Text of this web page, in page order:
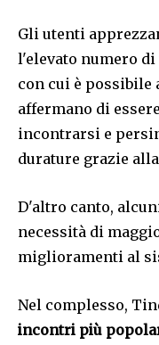
Gli utenti
l'elevato numero
con cui è
affermano di
incontrarsi e
durature grazie
D'altro canto,
necessità di
miglioramenti al
Nel complesso,
incontri più